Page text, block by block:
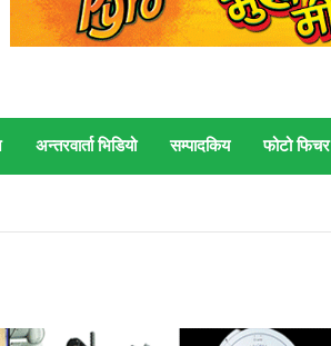
अन्तरवार्ता भिडियो सम्पादकिय फोटो फिचर